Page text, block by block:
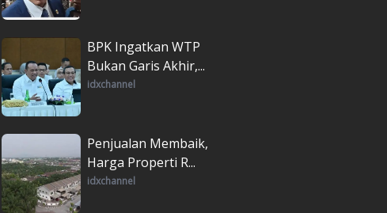
BPK Ingatkan WTP
Bukan Garis Akhir,...
idxchannel
Penjualan Membaik,
Harga Properti R...
idxchannel